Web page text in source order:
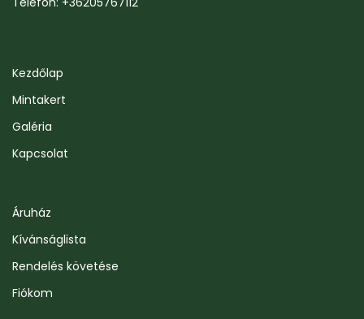
Kezdőlap
Mintakert
Galéria
Kapcsolat
Áruház
Kívánságlista
Rendelés követése
Fiókom